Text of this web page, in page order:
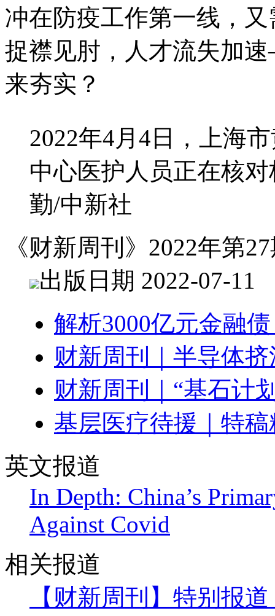
冲在防疫工作第一线，
捉襟见肘，人才流失加
来夯实？
2022年4月4日，上海
中心医护人员正在核
勤/中新社
《财新周刊》2022年第
出版日期 2022-07-11
解析3000亿元金融
财新周刊｜半导体
财新周刊｜“基石计
基层医疗待援｜特稿
英文报道
In Depth: China’s
Against Covid
相关报道
【财新周刊】特别报